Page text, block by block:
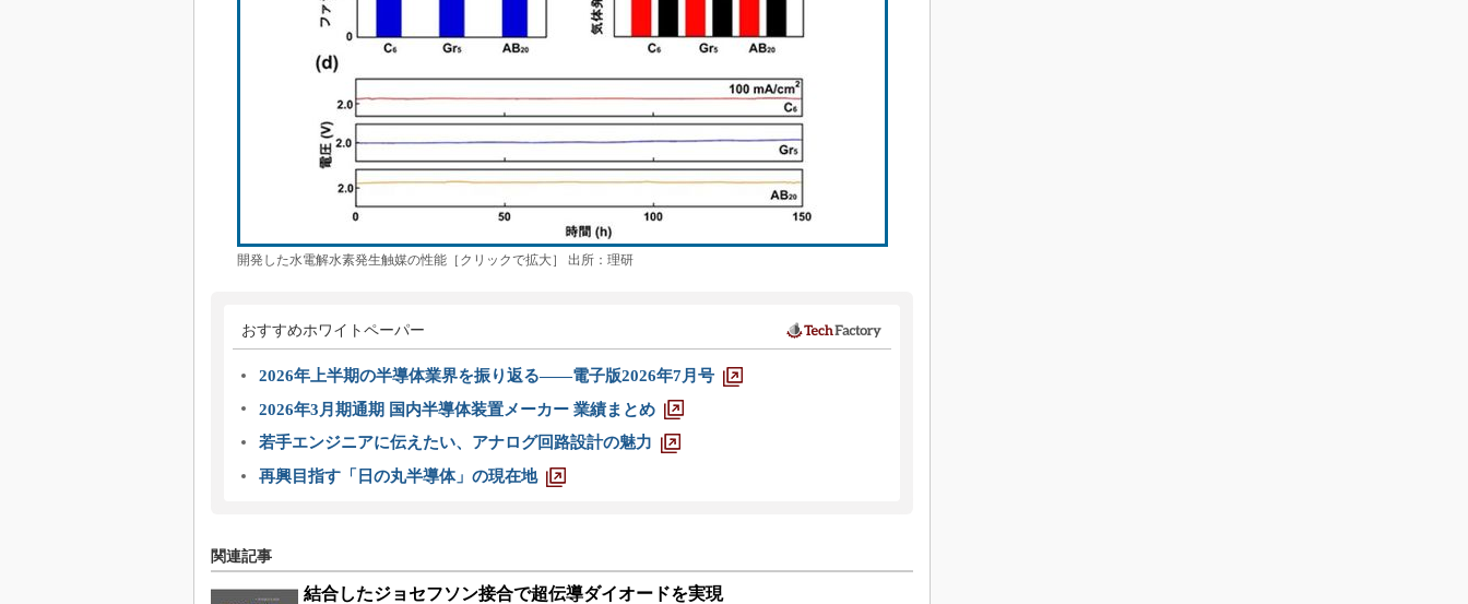
開発した水電解水素発生触媒の性能［クリックで拡大］ 出所：理研
おすすめホワイトペーパー
2026年上半期の半導体業界を振り返る――電子版2026年7月号
2026年3月期通期 国内半導体装置メーカー 業績まとめ
若手エンジニアに伝えたい、アナログ回路設計の魅力
再興目指す「日の丸半導体」の現在地
関連記事
結合したジョセフソン接合で超伝導ダイオードを実現